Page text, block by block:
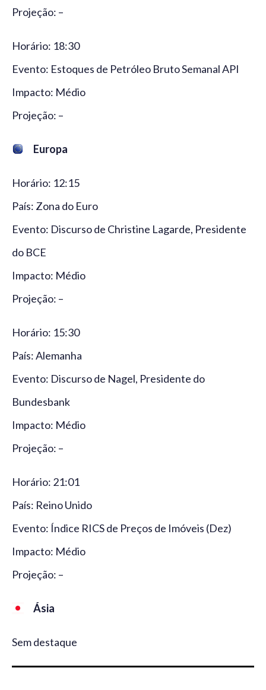
Projeção: –
Horário: 18:30
Evento: Estoques de Petróleo Bruto Semanal API
Impacto: Médio
Projeção: –
Europa
Horário: 12:15
País: Zona do Euro
Evento: Discurso de Christine Lagarde, Presidente
do BCE
Impacto: Médio
Projeção: –
Horário: 15:30
País: Alemanha
Evento: Discurso de Nagel, Presidente do
Bundesbank
Impacto: Médio
Projeção: –
Horário: 21:01
País: Reino Unido
Evento: Índice RICS de Preços de Imóveis (Dez)
Impacto: Médio
Projeção: –
Ásia
Sem destaque